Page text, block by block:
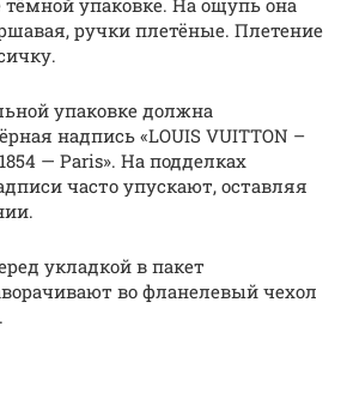
ручки плетёные. Плетение
упаковке должна
надпись «LOUIS VUITTON –
— Paris». На подделках
часто упускают, оставляя
укладкой в пакет
во фланелевый чехол